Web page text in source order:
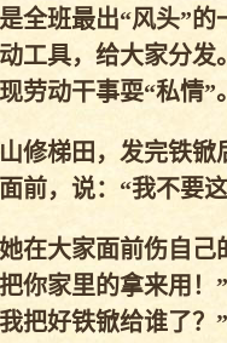
全班最出“风头”
工具，给大家分
劳动干事耍“私情”
修梯田，发完铁
前，说：“我不要
在大家面前伤自
你家里的拿来用！
把好铁锨给谁了？”